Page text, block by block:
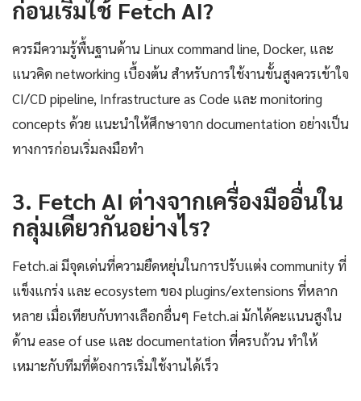
ก่อนเริ่มใช้ Fetch AI?
ควรมีความรู้พื้นฐานด้าน Linux command line, Docker, และ
แนวคิด networking เบื้องต้น สำหรับการใช้งานขั้นสูงควรเข้าใจ
CI/CD pipeline, Infrastructure as Code และ monitoring
concepts ด้วย แนะนำให้ศึกษาจาก documentation อย่างเป็น
ทางการก่อนเริ่มลงมือทำ
3. Fetch AI ต่างจากเครื่องมืออื่นใน
กลุ่มเดียวกันอย่างไร?
Fetch.ai มีจุดเด่นที่ความยืดหยุ่นในการปรับแต่ง community ที่
แข็งแกร่ง และ ecosystem ของ plugins/extensions ที่หลาก
หลาย เมื่อเทียบกับทางเลือกอื่นๆ Fetch.ai มักได้คะแนนสูงใน
ด้าน ease of use และ documentation ที่ครบถ้วน ทำให้
เหมาะกับทีมที่ต้องการเริ่มใช้งานได้เร็ว